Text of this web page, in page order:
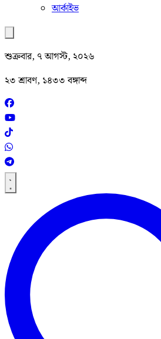
আর্কাইভ
শুক্রবার, ৭ আগস্ট, ২০২৬
২৩ শ্রাবণ, ১৪৩৩ বঙ্গাব্দ